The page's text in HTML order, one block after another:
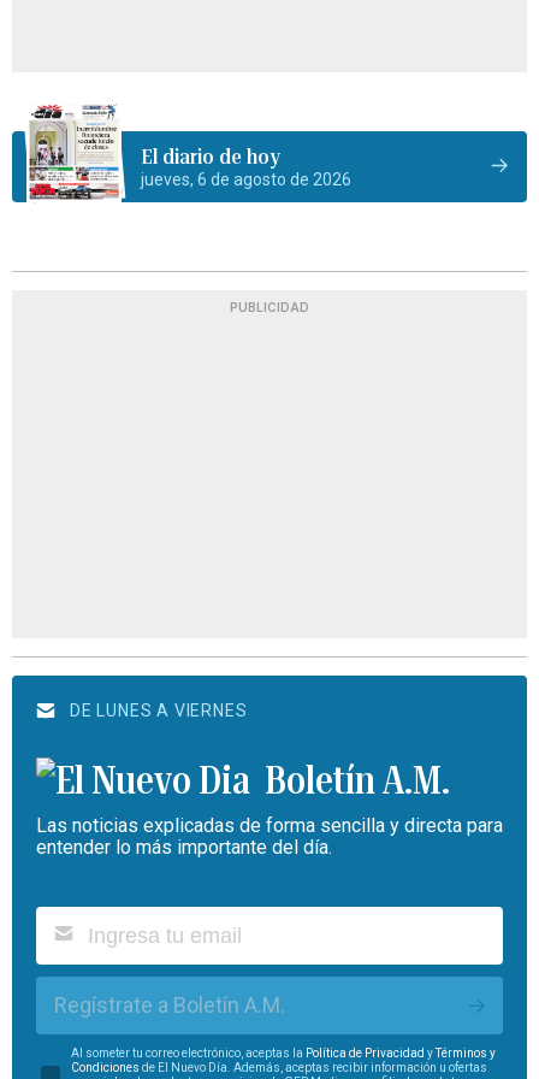
El diario de hoy
jueves, 6 de agosto de 2026
PUBLICIDAD
DE LUNES A VIERNES
Boletín A.M.
Las noticias explicadas de forma sencilla y directa para
entender lo más importante del día.
Regístrate a Boletín A.M.
Al someter tu correo electrónico, aceptas la Política de Privacidad yTérminos y
Condiciones de El Nuevo Día. Además, aceptas recibir información u ofertas